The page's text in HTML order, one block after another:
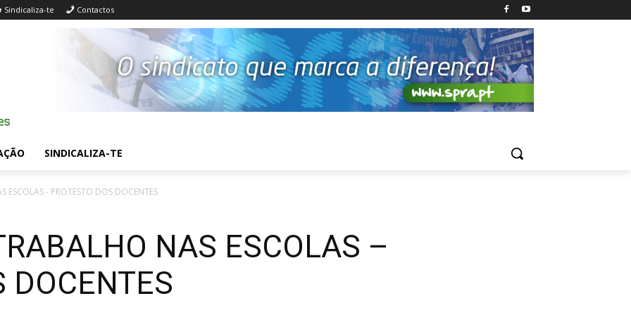
Sindicaliza-te Contactos
SINDICALIZA-TE
ESCOLAS - PROTESTO DOS DOCENTES
NAS ESCOLAS –
DOCENTES